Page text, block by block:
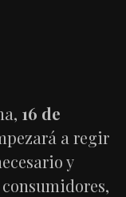
16 de
a regir
y